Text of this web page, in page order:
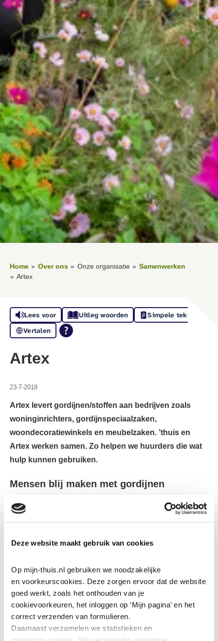
Deze website maakt gebruik van cookies
Op mijn-thuis.nl gebruiken we noodzakelijke
en voorkeurscookies. Deze zorgen ervoor dat de website
goed werkt, zoals het onthouden van je
cookievoorkeuren, het inloggen op ‘Mijn pagina’ en het
correct verzenden van formulieren.
Daarnaast verzamelen we statistieken en
Home Over ons Onze organisatie
Samenwerken
Artex
Lees voor Uitleg woorden
Simpele tekst
Vertalen
Artex
23-7-2018
Artex levert gordijnen/stoffen aan bedrijven zoals
woninginrichters, gordijnspeciaalzaken,
woondecoratiewinkels en meubelzaken. ’thuis en
Artex werken samen. Zo helpen we huurders die wat
hulp kunnen gebruiken.
Mensen blij maken met gordijnen
Soms komen gordijnen terug bij Artex. Dit kan
bijvoorbeeld personeel of zoals in dit geval schenken we
vertelt: “We staan altijd open voor goede ideeën en
zochten al een tijdje naar een geschikte bestemming. We
zien dat er ook in Nederland mensen zijn die niet veel
geld hebben. Niet iedereen kan (nieuwe) gordijnen
kopen. Met deze gordijnen wilden we mensen blij maken.